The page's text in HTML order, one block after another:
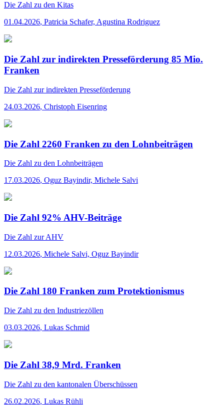
Die Zahl zu den Kitas
01.04.2026, Patricia Schafer, Agustina Rodriguez
Die Zahl zur indirekten Presseförderung 85 Mio.
Franken
Die Zahl zur indirekten Presseförderung
24.03.2026, Christoph Eisenring
Die Zahl 2260 Franken zu den Lohnbeiträgen
Die Zahl zu den Lohnbeiträgen
17.03.2026, Oguz Bayindir, Michele Salvi
Die Zahl 92% AHV-Beiträge
Die Zahl zur AHV
12.03.2026, Michele Salvi, Oguz Bayindir
Die Zahl 180 Franken zum Protektionismus
Die Zahl zu den Industriezöllen
03.03.2026, Lukas Schmid
Die Zahl 38,9 Mrd. Franken
Die Zahl zu den kantonalen Überschüssen
26.02.2026, Lukas Rühli